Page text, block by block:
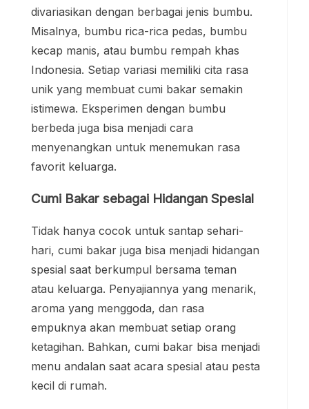
divariasikan dengan berbagai jenis bumbu.
Misalnya, bumbu rica-rica pedas, bumbu
kecap manis, atau bumbu rempah khas
Indonesia. Setiap variasi memiliki cita rasa
unik yang membuat cumi bakar semakin
istimewa. Eksperimen dengan bumbu
berbeda juga bisa menjadi cara
menyenangkan untuk menemukan rasa
favorit keluarga.
Cumi Bakar sebagai Hidangan Spesial
Tidak hanya cocok untuk santap sehari-
hari, cumi bakar juga bisa menjadi hidangan
spesial saat berkumpul bersama teman
atau keluarga. Penyajiannya yang menarik,
aroma yang menggoda, dan rasa
empuknya akan membuat setiap orang
ketagihan. Bahkan, cumi bakar bisa menjadi
menu andalan saat acara spesial atau pesta
kecil di rumah.